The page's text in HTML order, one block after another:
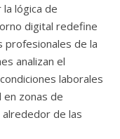
lógica de
digital redefine
profesionales de la
analizan el
laborales
zonas de
de las